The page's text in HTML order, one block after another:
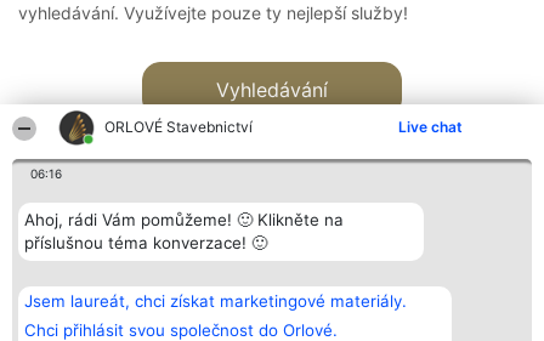
ORLOVÉ Stavebnictví Live chat
06:16
Ahoj, rádi Vám pomůžeme! 🙂 Klikněte na
příslušnou téma konverzace! 🙂
Jsem laureát, chci získat marketingové materiály.
Chci přihlásit svou společnost do Orlové.
vyhledávání. Využívejte pouze ty nejlepší služby!
Vyhledávání
Bright Side Solutions sp. z o.
o. sp. k.
ul. Ruska 22
Vítězové
Seznam všech
laureátů
Kontakt